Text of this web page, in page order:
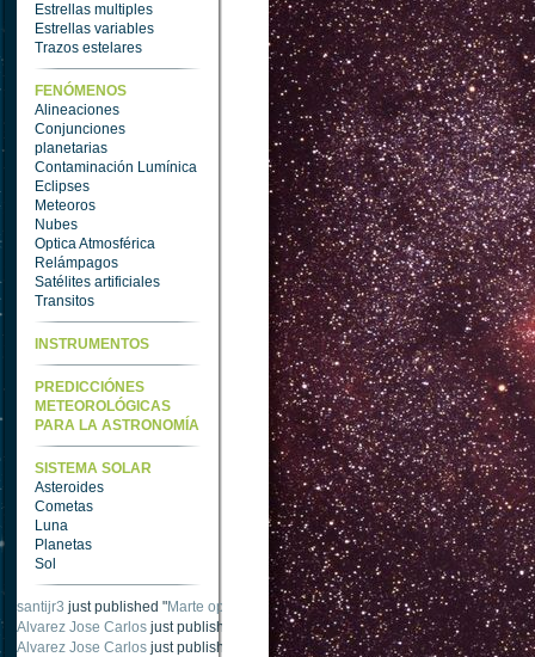
Estrellas multiples
Estrellas variables
Trazos estelares
FENÓMENOS
Alineaciones
Conjunciones
planetarias
Contaminación Lumínica
Eclipses
Meteoros
Nubes
Optica Atmosférica
Relámpagos
Satélites artificiales
Transitos
INSTRUMENTOS
PREDICCIÓNES
METEOROLÓGICAS
PARA LA ASTRONOMÍA
SISTEMA SOLAR
Asteroides
Cometas
Luna
Planetas
Sol
santijr3 just published "Marte oposición 2020".
Alvarez Jose Carlos just published " Saturno 20 noviembre 2003".
Alvarez Jose Carlos just published " Júpiter 2010".